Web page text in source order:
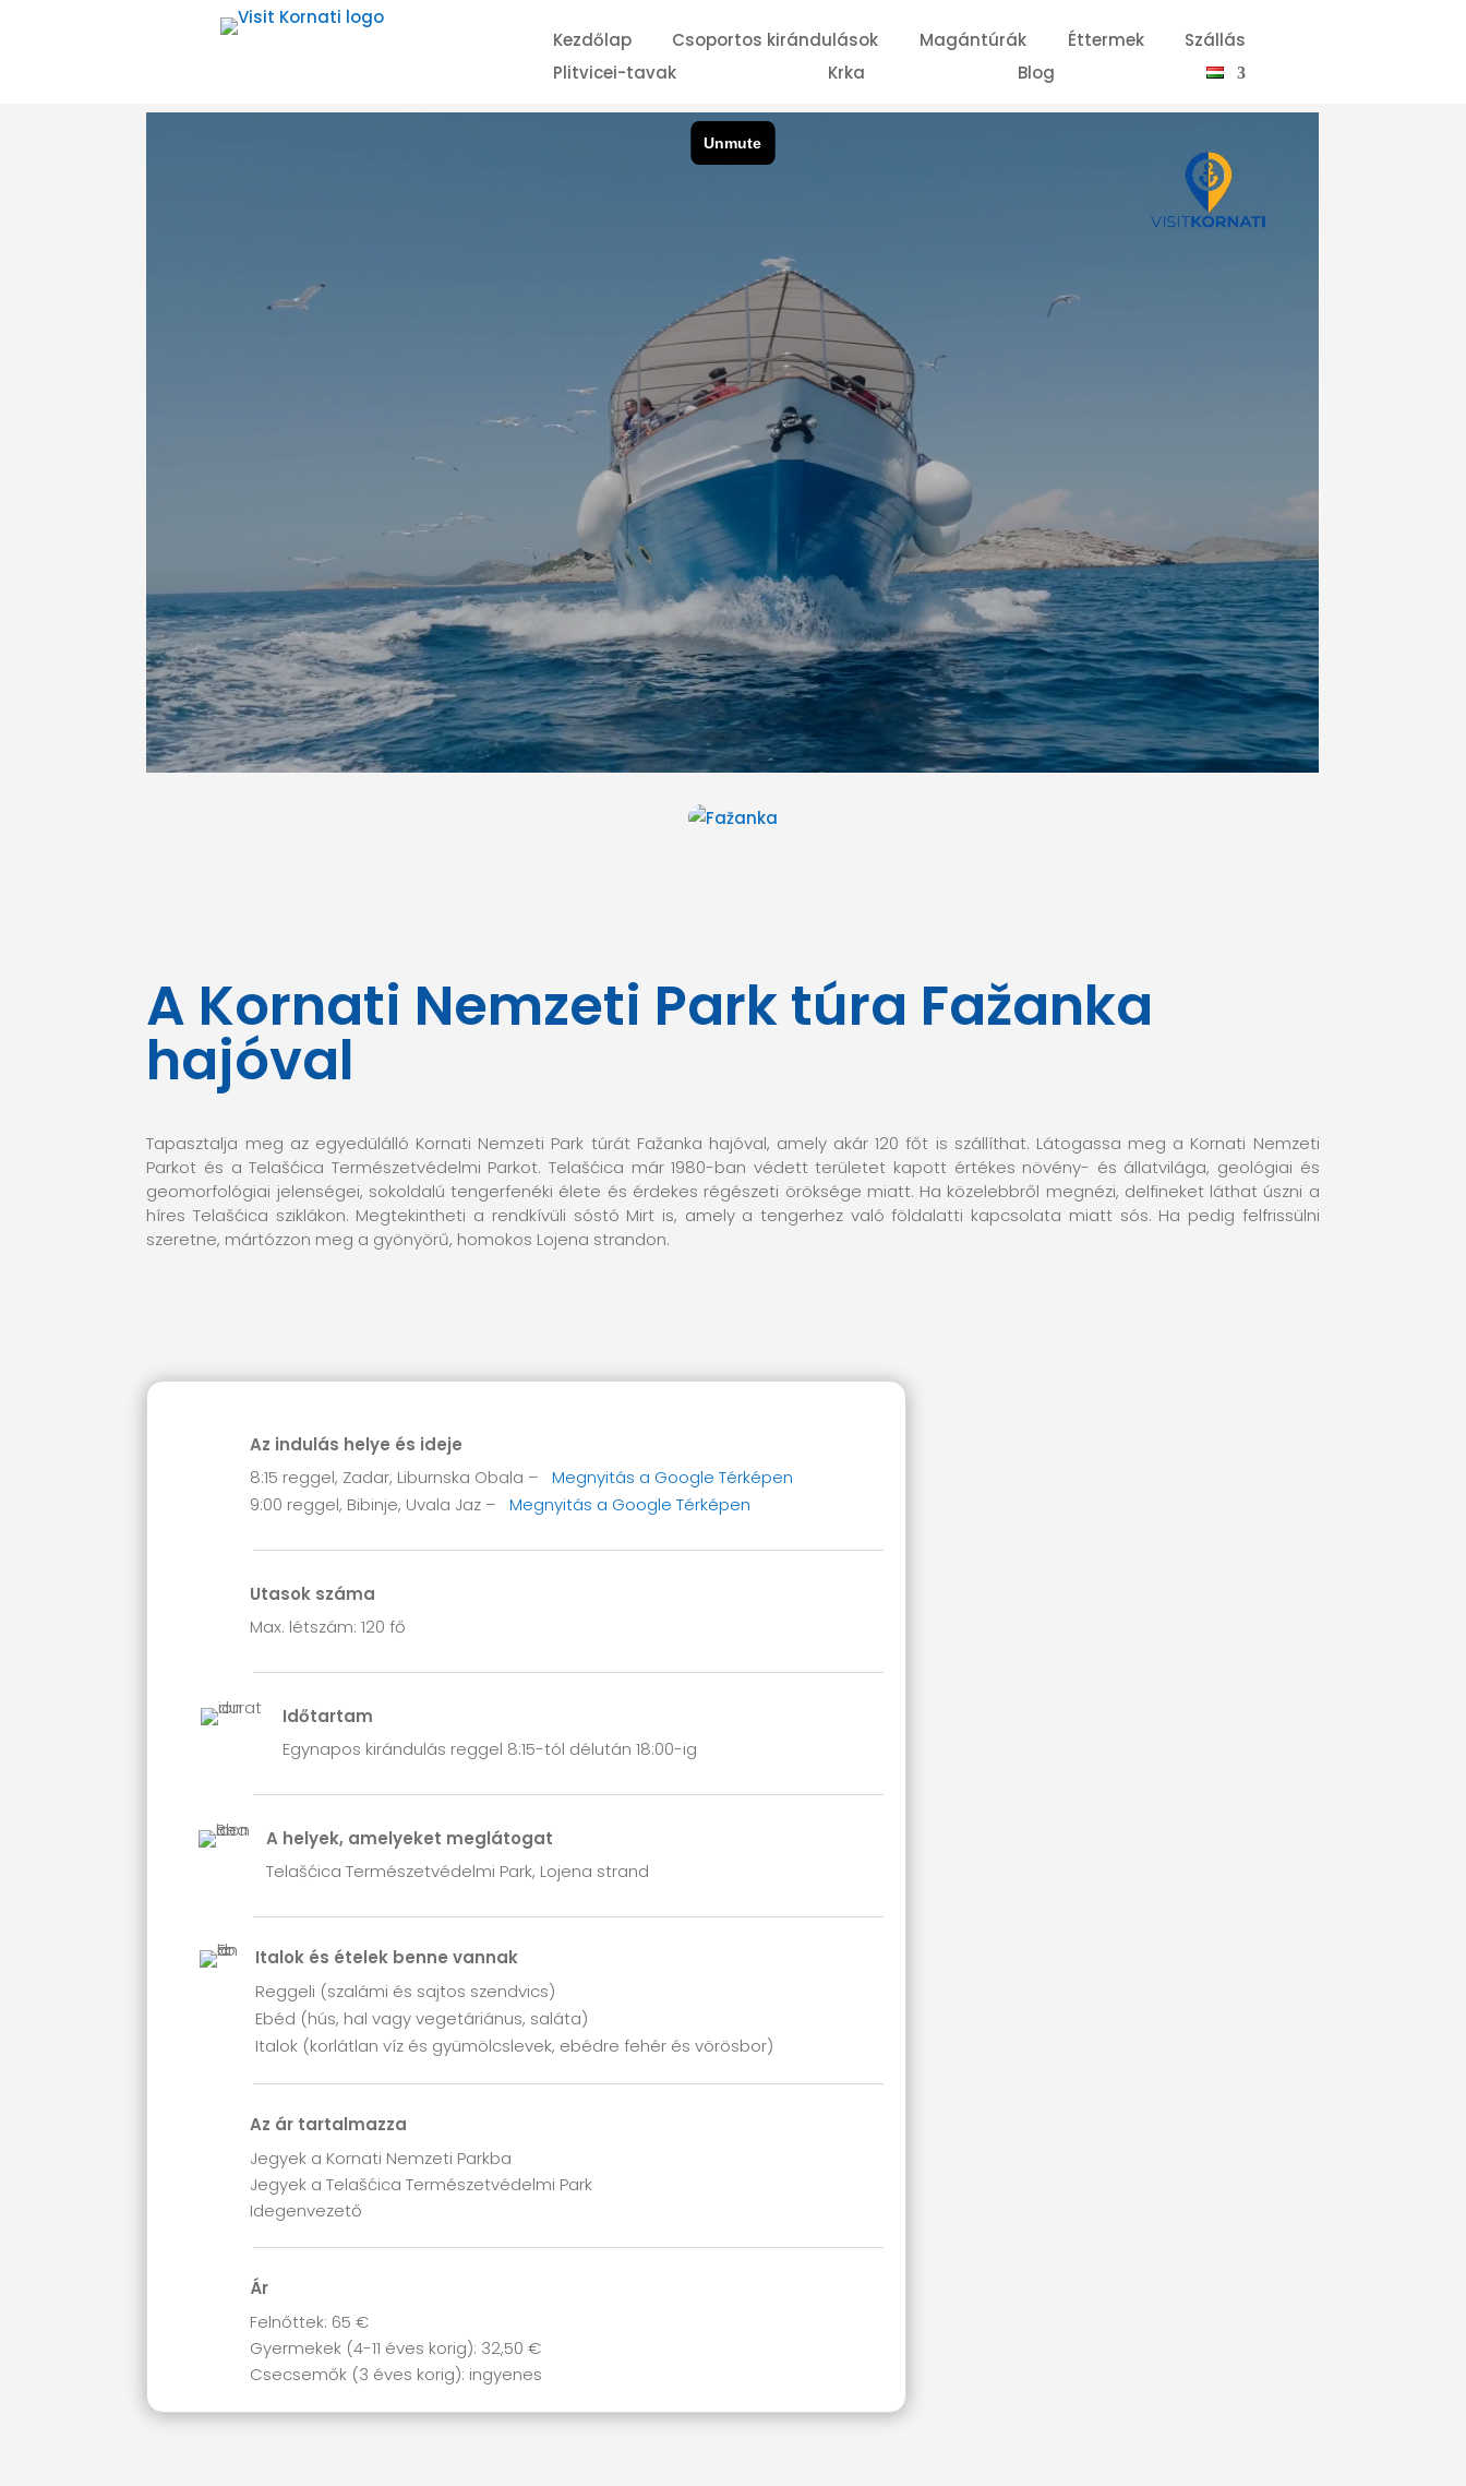
Kezdőlap Csoportos kirándulások Magántúrák Éttermek
Szállás
Plitvicei-tavak
Krka Blog
A Kornati Nemzeti Park túra Fažanka
hajóval
Tapasztalja meg az egyedülálló Kornati Nemzeti Park túrát Fažanka hajóval, amely akár 120 főt is szállíthat. Látogassa meg a Kornati Nemzeti
Parkot és a Telašćica Természetvédelmi Parkot. Telašćica már 1980-ban védett területet kapott értékes növény- és állatvilága, geológiai és
geomorfológiai jelenségei, sokoldalú tengerfenéki élete és érdekes régészeti öröksége miatt. Ha közelebbről megnézi, delfineket láthat úszni a
híres Telašćica sziklákon. Megtekintheti a rendkívüli sóstó Mirt is, amely a tengerhez való földalatti kapcsolata miatt sós. Ha pedig felfrissülni
szeretne, mártózzon meg a gyönyörű, homokos Lojena strandon.
Az indulás helye és ideje
8:15 reggel, Zadar, Liburnska Obala –
Megnyitás a Google Térképen
9:00 reggel, Bibinje, Uvala Jaz –
Megnyitás a Google Térképen
Utasok száma
Max. létszám: 120 fő
Időtartam
Egynapos kirándulás reggel 8:15-tól délután 18:00-ig
A helyek, amelyeket meglátogat
Telašćica Természetvédelmi Park, Lojena strand
Italok és ételek benne vannak
Reggeli (szalámi és sajtos szendvics)
Ebéd (hús, hal vagy vegetáriánus, saláta)
Italok (korlátlan víz és gyümölcslevek, ebédre fehér és vörösbor)
Az ár tartalmazza
Jegyek a Kornati Nemzeti Parkba
Jegyek a Telašćica Természetvédelmi Park
Idegenvezető
Ár
Felnőttek: 65 €
Gyermekek (4-11 éves korig): 32,50 €
Csecsemők (3 éves korig): ingyenes